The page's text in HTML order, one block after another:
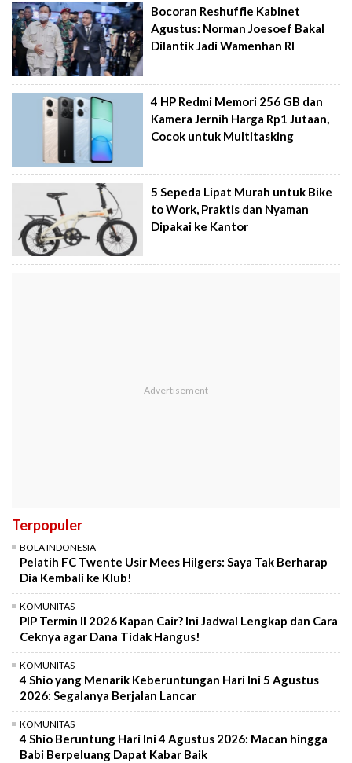
Bocoran Reshuffle Kabinet
Agustus: Norman Joesoef Bakal
Dilantik Jadi Wamenhan RI
4 HP Redmi Memori 256 GB dan
Kamera Jernih Harga Rp1 Jutaan,
Cocok untuk Multitasking
5 Sepeda Lipat Murah untuk Bike
to Work, Praktis dan Nyaman
Dipakai ke Kantor
Terpopuler
BOLA INDONESIA
Pelatih FC Twente Usir Mees Hilgers: Saya Tak Berharap
Dia Kembali ke Klub!
KOMUNITAS
PIP Termin II 2026 Kapan Cair? Ini Jadwal Lengkap dan Cara
Ceknya agar Dana Tidak Hangus!
KOMUNITAS
4 Shio yang Menarik Keberuntungan Hari Ini 5 Agustus
2026: Segalanya Berjalan Lancar
KOMUNITAS
4 Shio Beruntung Hari Ini 4 Agustus 2026: Macan hingga
Babi Berpeluang Dapat Kabar Baik